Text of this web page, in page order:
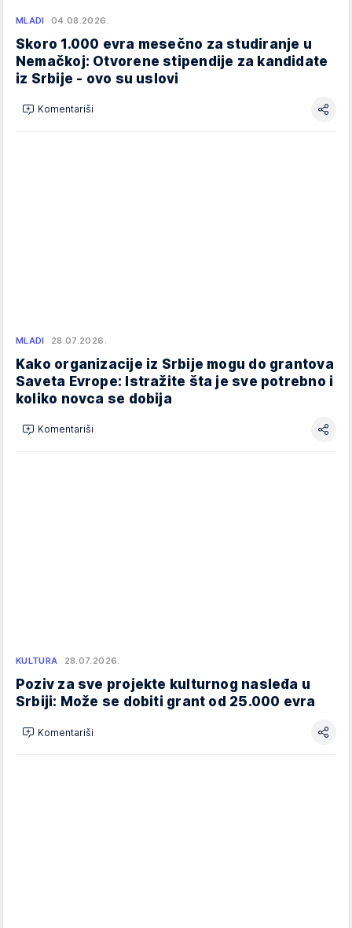
MLADI 04.08.2026.
Skoro 1.000 evra mesečno za studiranje u
Nemačkoj: Otvorene stipendije za kandidate
iz Srbije - ovo su uslovi
Komentariši
MLADI 28.07.2026.
Kako organizacije iz Srbije mogu do grantova
Saveta Evrope: Istražite šta je sve potrebno i
koliko novca se dobija
Komentariši
KULTURA 28.07.2026.
Poziv za sve projekte kulturnog nasleđa u
Srbiji: Može se dobiti grant od 25.000 evra
Komentariši